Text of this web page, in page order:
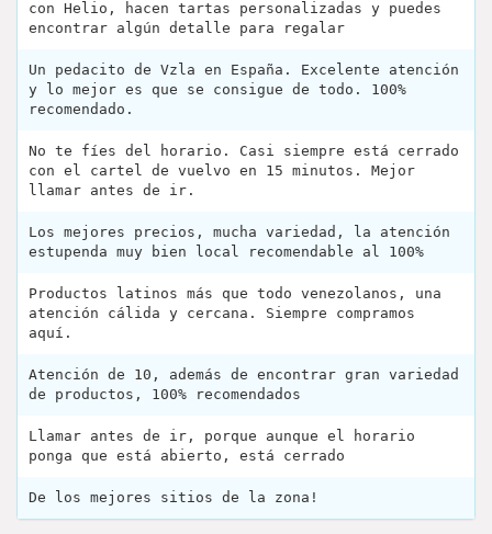
con Helio, hacen tartas personalizadas y puedes
encontrar algún detalle para regalar
Un pedacito de Vzla en España. Excelente atención
y lo mejor es que se consigue de todo. 100%
recomendado.
No te fíes del horario. Casi siempre está cerrado
con el cartel de vuelvo en 15 minutos. Mejor
llamar antes de ir.
Los mejores precios, mucha variedad, la atención
estupenda muy bien local recomendable al 100%
Productos latinos más que todo venezolanos, una
atención cálida y cercana. Siempre compramos
aquí.
Atención de 10, además de encontrar gran variedad
de productos, 100% recomendados
Llamar antes de ir, porque aunque el horario
ponga que está abierto, está cerrado
De los mejores sitios de la zona!